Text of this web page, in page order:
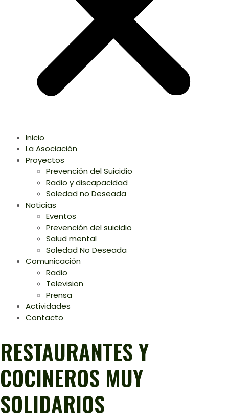
Inicio
La Asociación
Proyectos
Prevención del Suicidio
Radio y discapacidad
Soledad no Deseada
Noticias
Eventos
Prevención del suicidio
Salud mental
Soledad No Deseada
Comunicación
Radio
Television
Prensa
Actividades
Contacto
RESTAURANTES Y
COCINEROS MUY
SOLIDARIOS